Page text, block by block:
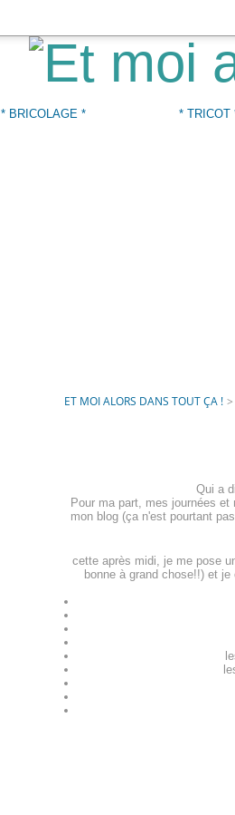
* BRICOLAGE * * TRICOT
ET MOI ALORS DANS TOUT ÇA ! >
Qui a
Pour ma part, mes journées
mon blog (ça n'est pourtant
cette après midi, je me pose
bonne à grand chose!!) et